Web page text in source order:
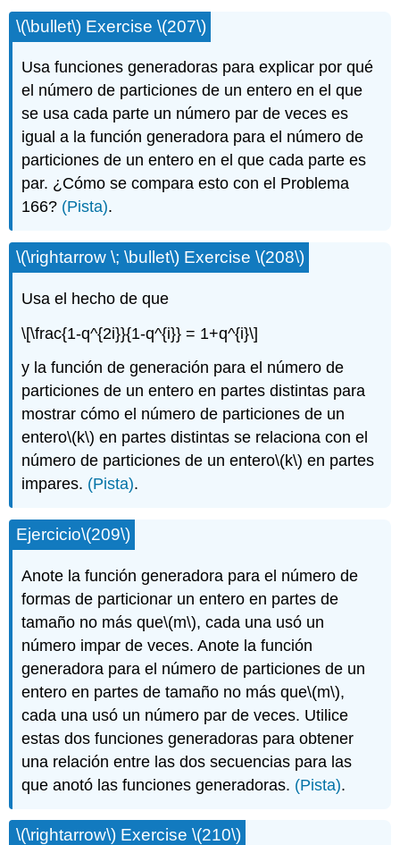
\(\bullet\) Exercise\(207\)
Usa funciones generadoras para explicar por qué
el número de particiones de un entero en el que
se usa cada parte un número par de veces es
igual a la función generadora para el número de
particiones de un entero en el que cada parte es
par. ¿Cómo se compara esto con el Problema
166? (Pista).
\(\rightarrow \; \bullet\) Exercise\(208\)
Usa el hecho de que
\[\frac{1-q^{2i}}{1-q^{i}} = 1+q^{i}\]
y la función de generación para el número de
particiones de un entero en partes distintas para
mostrar cómo el número de particiones de un
entero\(k\) en partes distintas se relaciona con el
número de particiones de un entero\(k\) en partes
impares. (Pista).
Ejercicio\(209\)
Anote la función generadora para el número de
formas de particionar un entero en partes de
tamaño no más que\(m\), cada una usó un
número impar de veces. Anote la función
generadora para el número de particiones de un
entero en partes de tamaño no más que\(m\),
cada una usó un número par de veces. Utilice
estas dos funciones generadoras para obtener
una relación entre las dos secuencias para las
que anotó las funciones generadoras. (Pista).
\(\rightarrow\) Exercise\(210\)